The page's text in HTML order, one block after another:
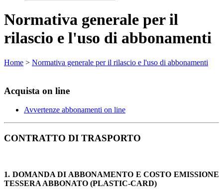
Normativa generale per il
rilascio e l'uso di abbonamenti
Home > Normativa generale per il rilascio e l'uso di abbonamenti
Acquista on line
Avvertenze abbonamenti on line
CONTRATTO DI TRASPORTO
1. DOMANDA DI ABBONAMENTO E COSTO EMISSIONE
TESSERA ABBONATO (PLASTIC-CARD)